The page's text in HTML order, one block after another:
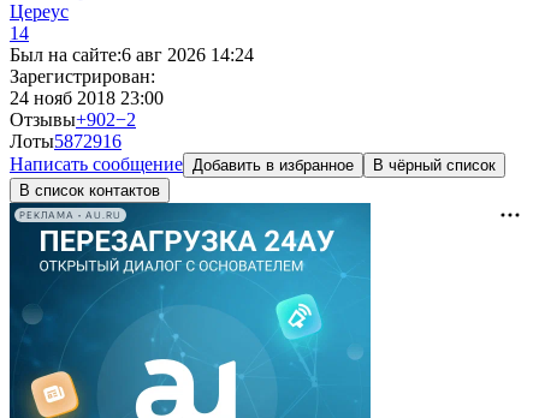
Цереус
14
Был на сайте:6 авг 2026 14:24
Зарегистрирован:
24 нояб 2018 23:00
Отзывы+902−2
Лоты5872916
Написать сообщение Добавить в избранное
В чёрный список
В список контактов
РЕКЛАМА • AU.RU